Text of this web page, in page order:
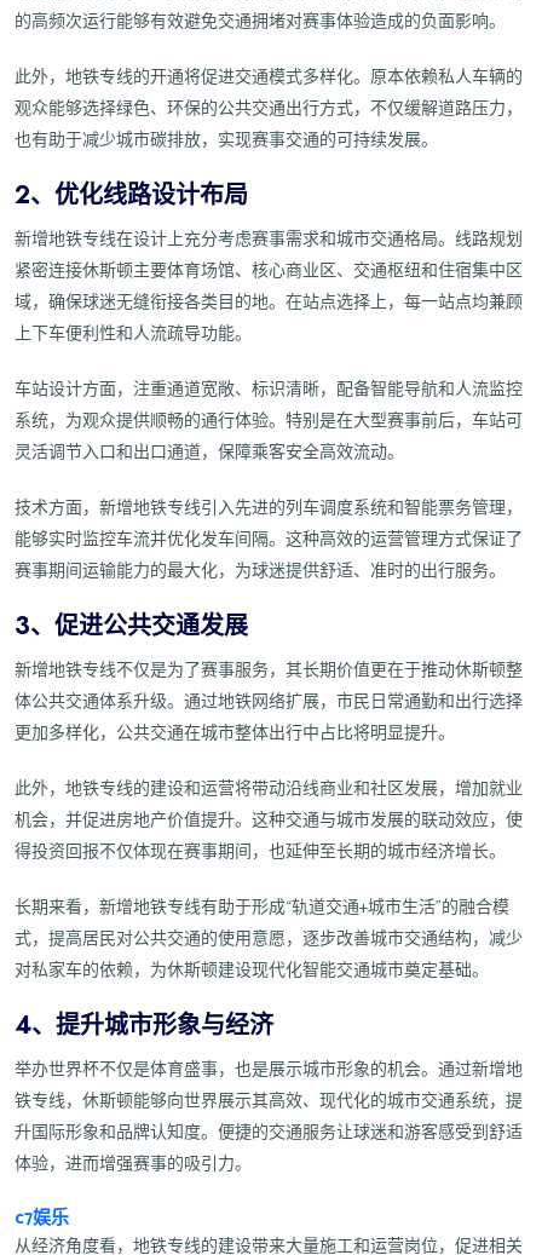
的高频次运行能够有效避免交通拥堵对赛事体验造成的负面影响。
此外，地铁专线的开通将促进交通模式多样化。原本依赖私人车辆的
观众能够选择绿色、环保的公共交通出行方式，不仅缓解道路压力，
也有助于减少城市碳排放，实现赛事交通的可持续发展。
2、优化线路设计布局
新增地铁专线在设计上充分考虑赛事需求和城市交通格局。线路规划
紧密连接休斯顿主要体育场馆、核心商业区、交通枢纽和住宿集中区
域，确保球迷无缝衔接各类目的地。在站点选择上，每一站点均兼顾
上下车便利性和人流疏导功能。
车站设计方面，注重通道宽敞、标识清晰，配备智能导航和人流监控
系统，为观众提供顺畅的通行体验。特别是在大型赛事前后，车站可
灵活调节入口和出口通道，保障乘客安全高效流动。
技术方面，新增地铁专线引入先进的列车调度系统和智能票务管理，
能够实时监控车流并优化发车间隔。这种高效的运营管理方式保证了
赛事期间运输能力的最大化，为球迷提供舒适、准时的出行服务。
3、促进公共交通发展
新增地铁专线不仅是为了赛事服务，其长期价值更在于推动休斯顿整
体公共交通体系升级。通过地铁网络扩展，市民日常通勤和出行选择
更加多样化，公共交通在城市整体出行中占比将明显提升。
此外，地铁专线的建设和运营将带动沿线商业和社区发展，增加就业
机会，并促进房地产价值提升。这种交通与城市发展的联动效应，使
得投资回报不仅体现在赛事期间，也延伸至长期的城市经济增长。
长期来看，新增地铁专线有助于形成“轨道交通+城市生活”的融合模
式，提高居民对公共交通的使用意愿，逐步改善城市交通结构，减少
对私家车的依赖，为休斯顿建设现代化智能交通城市奠定基础。
4、提升城市形象与经济
举办世界杯不仅是体育盛事，也是展示城市形象的机会。通过新增地
铁专线，休斯顿能够向世界展示其高效、现代化的城市交通系统，提
升国际形象和品牌认知度。便捷的交通服务让球迷和游客感受到舒适
体验，进而增强赛事的吸引力。
c7娱乐
从经济角度看，地铁专线的建设带来大量施工和运营岗位，促进相关